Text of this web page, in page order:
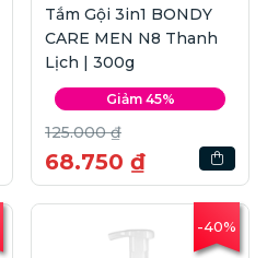
Tắm Gội 3in1 BONDY
CARE MEN N8 Thanh
Lịch | 300g
Giảm 45%
125.000 ₫
68.750 ₫
-40%